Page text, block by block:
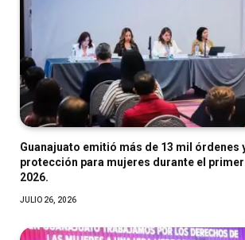
Guanajuato emitió más de 13 mil órdenes
protección para mujeres durante el
2026.
JULIO 26, 2026